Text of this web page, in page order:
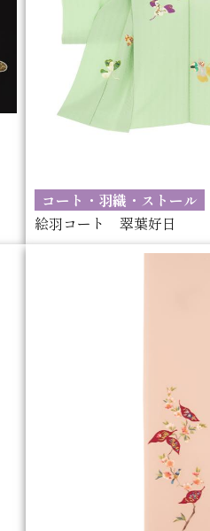
コート・羽織・ストール
絵羽コート 翠葉好日